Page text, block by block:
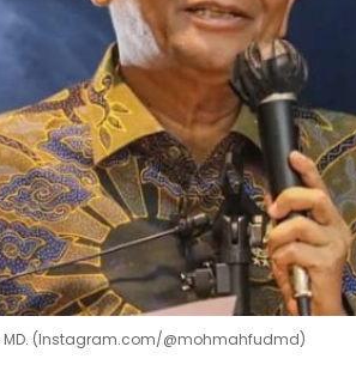
MD. (Instagram.com/@mohmahfudmd)